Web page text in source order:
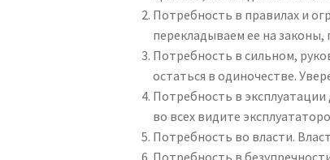
Потребность в правилах и
перекладываем ее на законы,
Потребность в сильном,
остаться в одиночестве.
Потребность в эксплуатации
во всех видите
Потребность во власти.